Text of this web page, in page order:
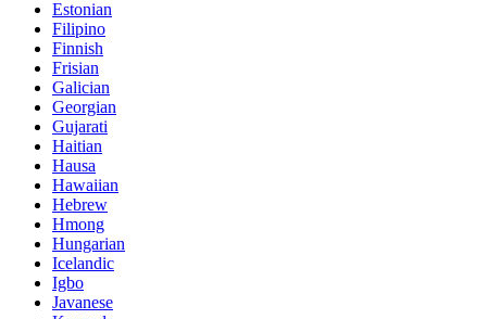
Estonian
Filipino
Finnish
Frisian
Galician
Georgian
Gujarati
Haitian
Hausa
Hawaiian
Hebrew
Hmong
Hungarian
Icelandic
Igbo
Javanese